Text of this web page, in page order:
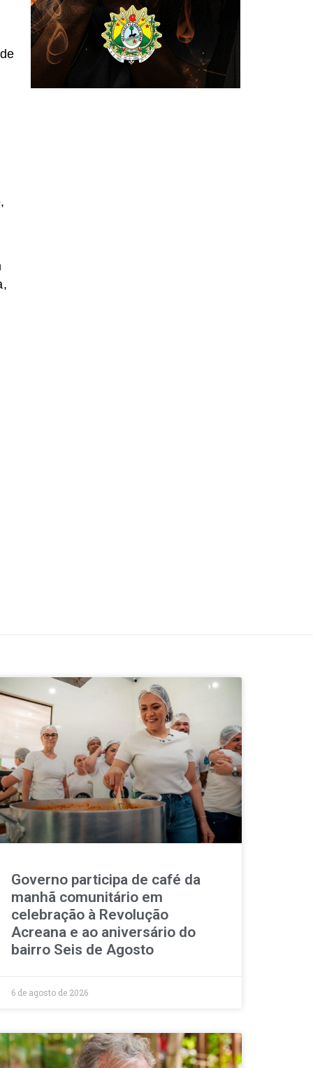
Governo participa de café da
manhã comunitário em
celebração à Revolução
Acreana e ao aniversário do
bairro Seis de Agosto
6 de agosto de 2026